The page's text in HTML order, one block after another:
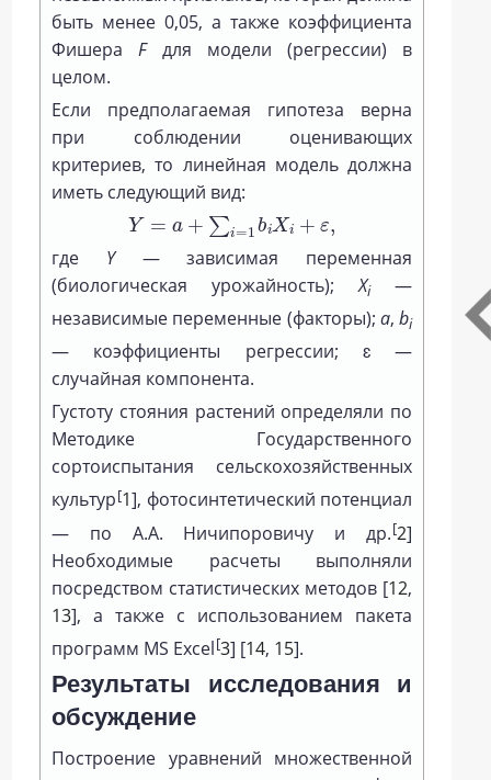
быть менее 0,05, а также коэффициента
ФишераFдля модели (регрессии) в
целом.
Если предполагаемая гипотеза верна
при соблюдении оценивающих
критериев, то линейная модель должна
иметь следующий вид:
Y= ∑ 1biX + ε,
где Y— зависимая переменная
(биологическая урожайность);Хi—
независимые переменные (факторы); a, bi
— коэффициенты регрессии; ɛ —
случайная компонента.
Густоту стояния растений определяли по
Методике Государственного
сортоиспытания сельскохозяйственных
культур[1], фотосинтетический потенциал
— по А.А. Ничипоровичу и др.[2]
Необходимые расчеты выполняли
посредством статистических методов [12,
13], а также с использованием пакета
программ MS Excel[3] [14, 15].
Результаты исследования и
обсуждение
Построение уравнений множественной